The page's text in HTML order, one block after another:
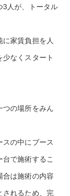
3人が、トータル
家賃負担を人
なくスタート
つの場所をみん
スの中にブース
で施術するこ
合は施術の内容
されるため、完